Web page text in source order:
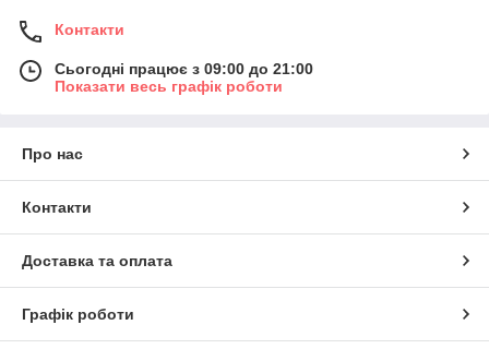
Контакти
Сьогодні працює з 09:00 до 21:00
Показати весь графік роботи
Про нас
Контакти
Доставка та оплата
Графік роботи